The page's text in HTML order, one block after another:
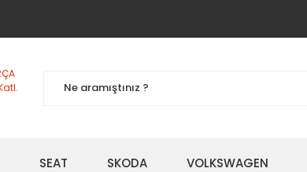
SEAT SKODA VOLKSWAGEN